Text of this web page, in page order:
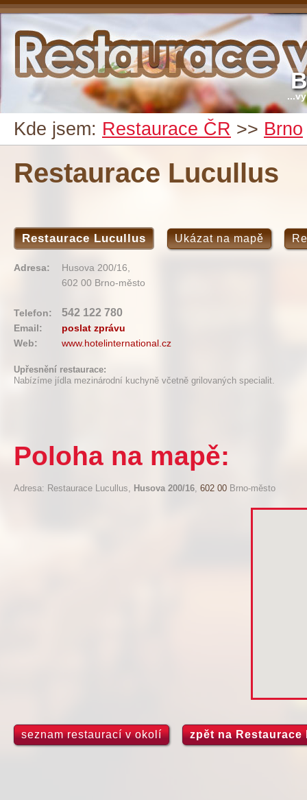
Kde jsem: Restaurace ČR >> Brno
Restaurace Lucullus
Restaurace Lucullus Ukázat na mapě
Adresa:
Husova 200/16,
602 00 Brno-město
Telefon: 542 122 780
Email:
poslat zprávu
Web:
www.hotelinternational.cz
Upřesnění restaurace:
Nabízíme jídla mezinárodní kuchyně včetně grilovaných specialit.
Poloha na mapě:
Adresa: Restaurace Lucullus, Husova 200/16, 602 00 Brno-město
seznam restaurací v okolí zpět na